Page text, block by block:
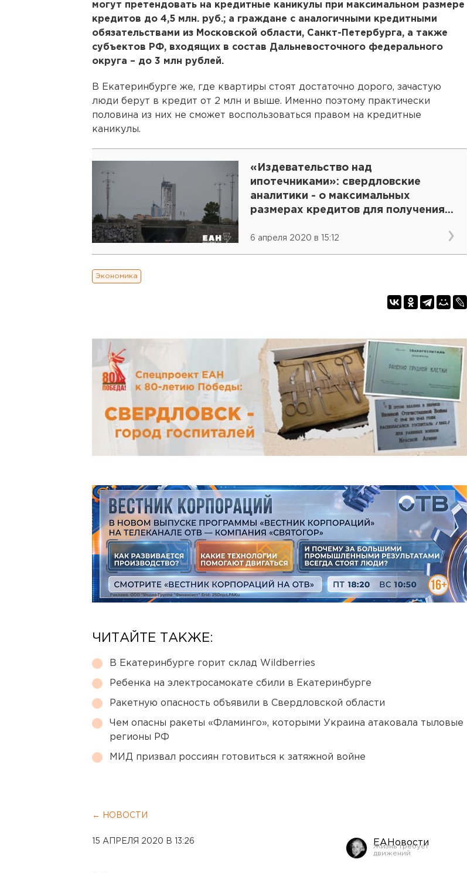
могут претендовать на кредитные каникулы при максимальном размере
кредитов до 4,5 млн. руб.; а граждане с аналогичными кредитными
обязательствами из Московской области, Санкт-Петербурга, а также
субъектов РФ, входящих в состав Дальневосточного федерального
округа – до 3 млн рублей.
В Екатеринбурге же, где квартиры стоят достаточно дорого, зачастую
люди берут в кредит от 2 млн и выше. Именно поэтому практически
половина из них не сможет воспользоваться правом на кредитные
каникулы.
«Издевательство над
ипотечниками»: свердловские
аналитики - о максимальных
размерах кредитов для получения
6 апреля 2020 в 15:12
Экономика
ЧИТАЙТЕ ТАКЖЕ:
В Екатеринбурге горит склад Wildberries
Ребенка на электросамокате сбили в Екатеринбурге
Ракетную опасность объявили в Свердловской области
Чем опасны ракеты «Фламинго», которыми Украина атаковала тыловые
регионы РФ
МИД призвал россиян готовиться к затяжной войне
← НОВОСТИ
15 АПРЕЛЯ 2020 В 13:26 ЕАНовости